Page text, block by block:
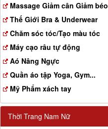
Massage Giảm cân Giảm béo
Thế Giới Bra & Underwear
Chăm sóc tóc/Tạo màu tóc
Máy cạo râu tự động
Aó Nâng Ngực
Quần áo tập Yoga, Gym...
Mỹ Phẩm xách tay
Thời Trang Nam Nữ